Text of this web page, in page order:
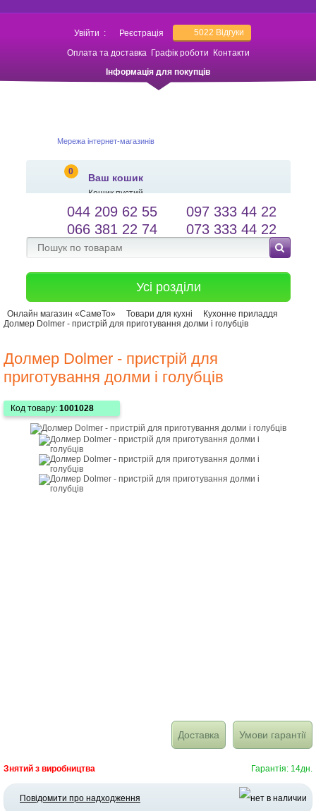
Увійти : Реєстрація 5022 Відгуки
Оплата та доставка Графік роботи
Контакти
Інформація для покупців
Мережа інтернет-магазинів
0
Ваш кошик
Кошик пустий
salessameto@gmail.com
Зворотній зв'язок
Мова сайту
044 209 62 55
097 333 44 22
066 381 22 74
073 333 44 22
Усі розділи
Онлайн магазин «СамеТо» Товари для кухні
Кухонне приладдя
Долмер Dolmer - пристрій для приготування долми і голубців
Долмер Dolmer - пристрій для
приготування долми і голубців
Код товару: 1001028
Доставка Умови гарантії
Знятий з виробництва Гарантія: 14дн.
Повідомити про надходження